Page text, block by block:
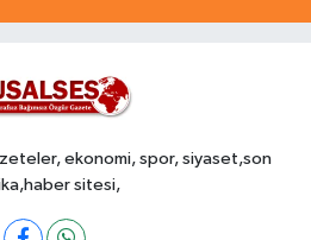
ekonomi, spor, siyaset,son
sitesi,